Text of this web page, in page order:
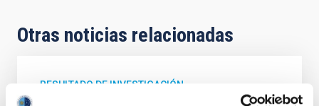
Otras noticias relacionadas
RESULTADO DE INVESTIGACIÓN